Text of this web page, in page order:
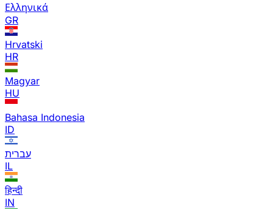
Ελληνικά
GR
Hrvatski
HR
Magyar
HU
Bahasa Indonesia
ID
עברית
IL
हिन्दी
IN